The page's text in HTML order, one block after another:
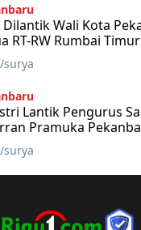
Dilantik Wali Kota
RW Rumbai Timur Langsung
Kawal Program
surya
Lantik Pengurus
Pramuka
surya